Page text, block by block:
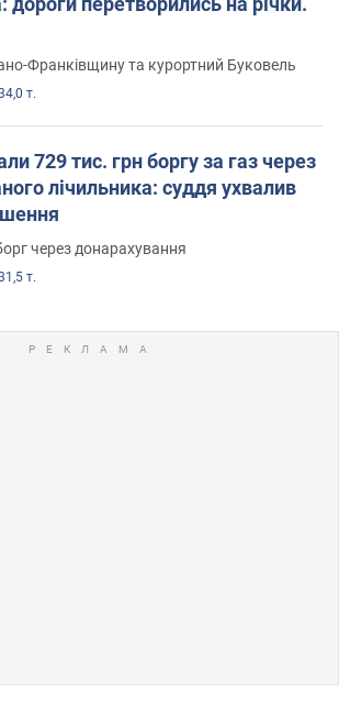
Франківщину та курортний Буковель
т.
729 тис. грн боргу за газ через
лічильника: суддя ухвалив
через донарахування
т.